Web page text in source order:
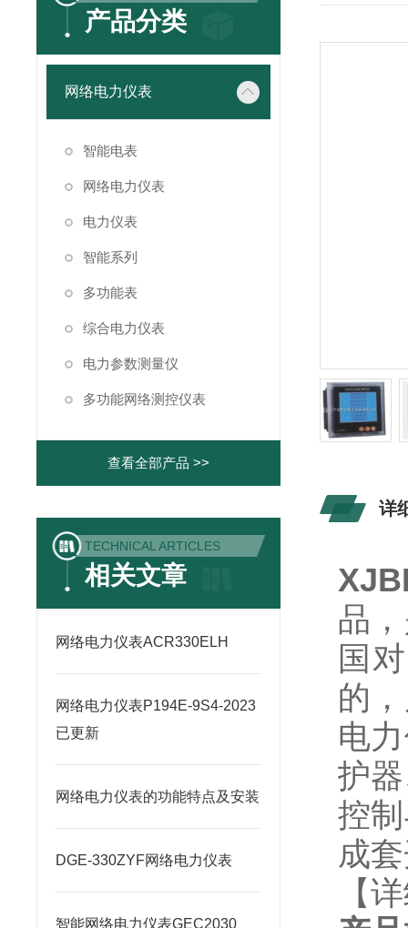
产品分类
网络电力仪表
智能电表
网络电力仪表
电力仪表
智能系列
多功能表
综合电力仪表
电力参数测量仪
多功能网络测控仪表
查看全部产品 >>
TECHNICAL ARTICLES
相关文章
网络电力仪表ACR330ELH
网络电力仪表P194E-9S4-2023
已更新
网络电力仪表的功能特点及安装
DGE-330ZYF网络电力仪表
智能网络电力仪表GEC2030
详
品
国
的
电
护
控
成
【